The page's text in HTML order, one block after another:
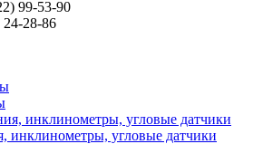
99-53-90
28-86
инклинометры, угловые датчики